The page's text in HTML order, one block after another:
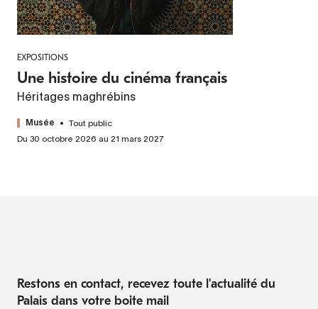
EXPOSITIONS
Une histoire du cinéma français
Héritages maghrébins
Musée
Tout public
Du 30 octobre 2026 au 21 mars 2027
Restons en contact, recevez toute l'actualité du
Palais dans votre boite mail